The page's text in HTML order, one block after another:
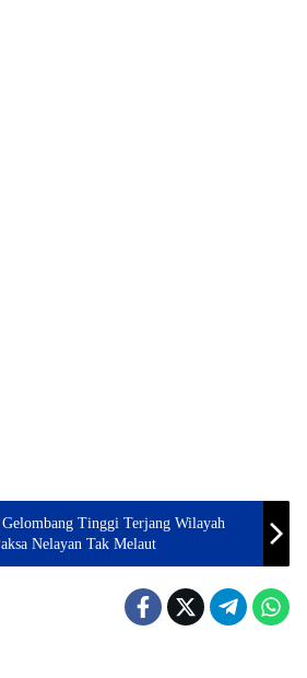
Tinggi Terjang Wilayah
Nelayan Tak Melaut